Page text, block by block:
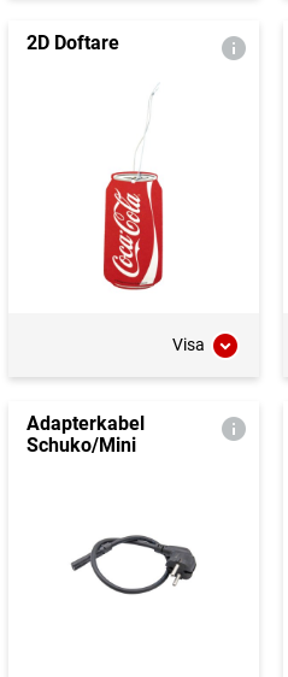
2D Doftare
Visa
Adapterkabel
Schuko/Mini